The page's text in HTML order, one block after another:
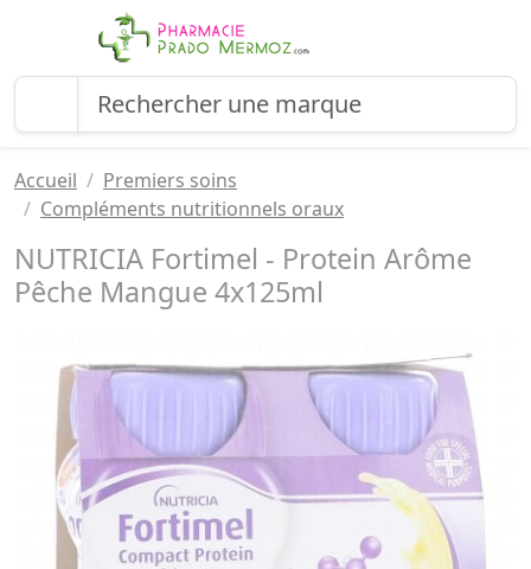
Accueil
Premiers soins
Compléments nutritionnels oraux
NUTRICIA Fortimel - Protein Arôme
Pêche Mangue 4x125ml